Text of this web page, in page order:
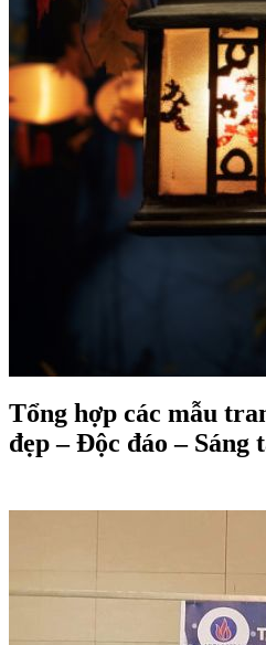
Tổng hợp các mẫu
đẹp – Độc đáo – Sáng